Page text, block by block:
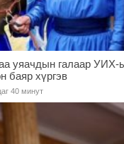
уяачдын галаар УИХ-
баяр хүргэв
40 минут